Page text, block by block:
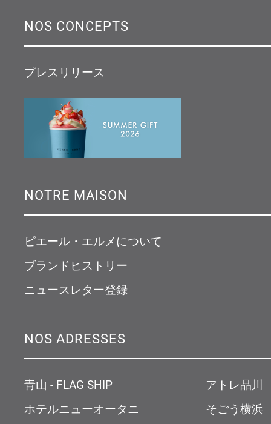
NOS CONCEPTS
プレスリリース
NOTRE MAISON
ピエール・エルメについて
ブランドヒストリー
ニュースレター登録
NOS ADRESSES
青山 - FLAG SHIP
ホテルニューオータニ
アトレ品川
そごう横浜